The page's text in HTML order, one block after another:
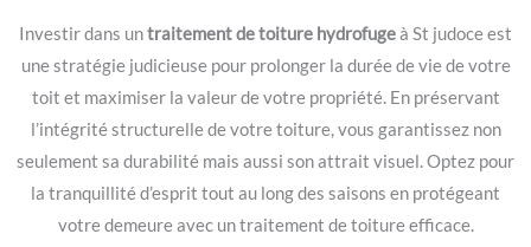
Investir dans untraitement de toiture hydrofugeà St judoce est
une stratégie judicieuse pour prolonger la durée de vie de votre
toit et maximiser la valeur de votre propriété. En préservant
l’intégrité structurelle de votre toiture, vous garantissez non
seulement sa durabilité mais aussi son attrait visuel. Optez pour
la tranquillité d’esprit tout au long des saisons en protégeant
votre demeure avec un traitement de toiture efficace.